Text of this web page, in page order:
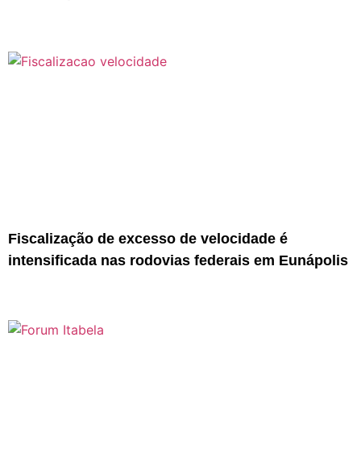
Fiscalização de excesso de velocidade é
intensificada nas rodovias federais em Eunápolis